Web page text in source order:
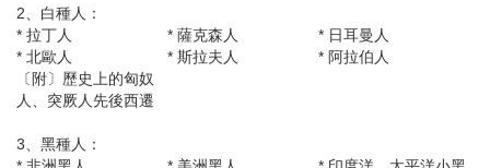
2、白種人：
* 拉丁人
* 北歐人
〔附〕歷史上的匈奴
人、突厥人先後西遷
* 薩克森人
* 斯拉夫人
* 日耳曼人
* 阿拉伯人
3、黑種人：